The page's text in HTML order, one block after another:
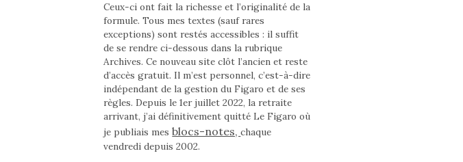
Ceux-ci ont fait la richesse et l’originalité de la
formule. Tous mes textes (sauf rares
exceptions) sont restés accessibles : il suffit
de se rendre ci-dessous dans la rubrique
Archives. Ce nouveau site clôt l’ancien et reste
d’accès gratuit. Il m’est personnel, c’est-à-dire
indépendant de la gestion du Figaro et de ses
règles. Depuis le 1er juillet 2022, la retraite
arrivant, j’ai définitivement quitté Le Figaro où
je publiais mesblocs-notes,chaque
vendredi depuis 2002.